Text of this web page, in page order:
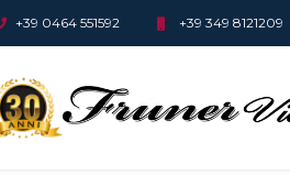
+39 0464 551592 +39 349 8121209